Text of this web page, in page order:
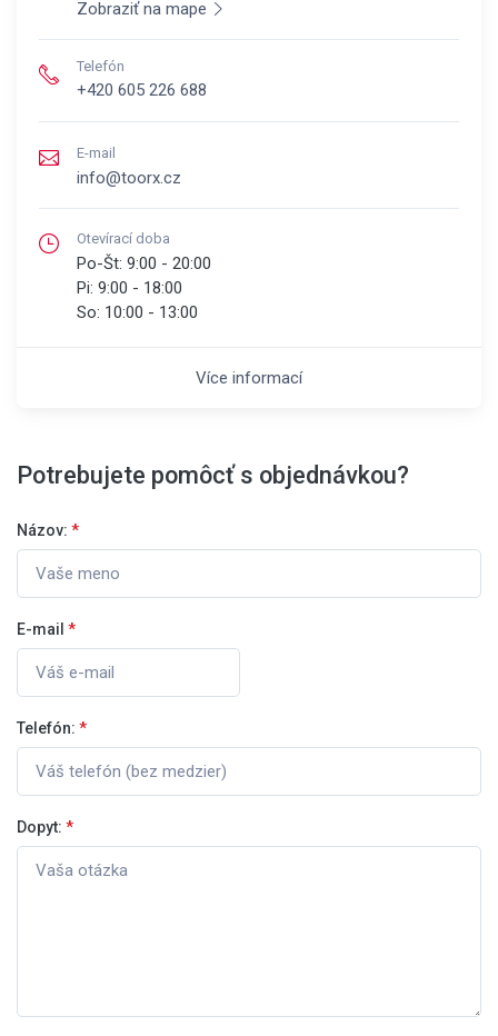
Zobraziť na mape
Telefón
+420 605 226 688
E-mail
info@toorx.cz
Otevírací doba
Po-Št: 9:00 - 20:00
Pi: 9:00 - 18:00
So: 10:00 - 13:00
Více informací
Potrebujete pomôcť s objednávkou?
Názov: *
E-mail *
Telefón: *
Dopyt: *